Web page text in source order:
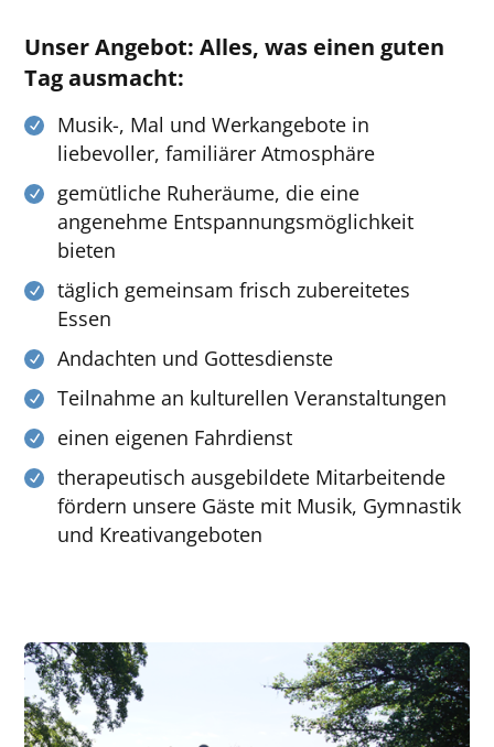
Unser Angebot: Alles, was einen guten
Tag ausmacht:
Musik-, Mal und Werkangebote in
liebevoller, familiärer Atmosphäre
gemütliche Ruheräume, die eine
angenehme Entspannungsmöglichkeit
bieten
täglich gemeinsam frisch zubereitetes
Essen
Andachten und Gottesdienste
Teilnahme an kulturellen Veranstaltungen
einen eigenen Fahrdienst
therapeutisch ausgebildete Mitarbeitende
fördern unsere Gäste mit Musik, Gymnastik
und Kreativangeboten